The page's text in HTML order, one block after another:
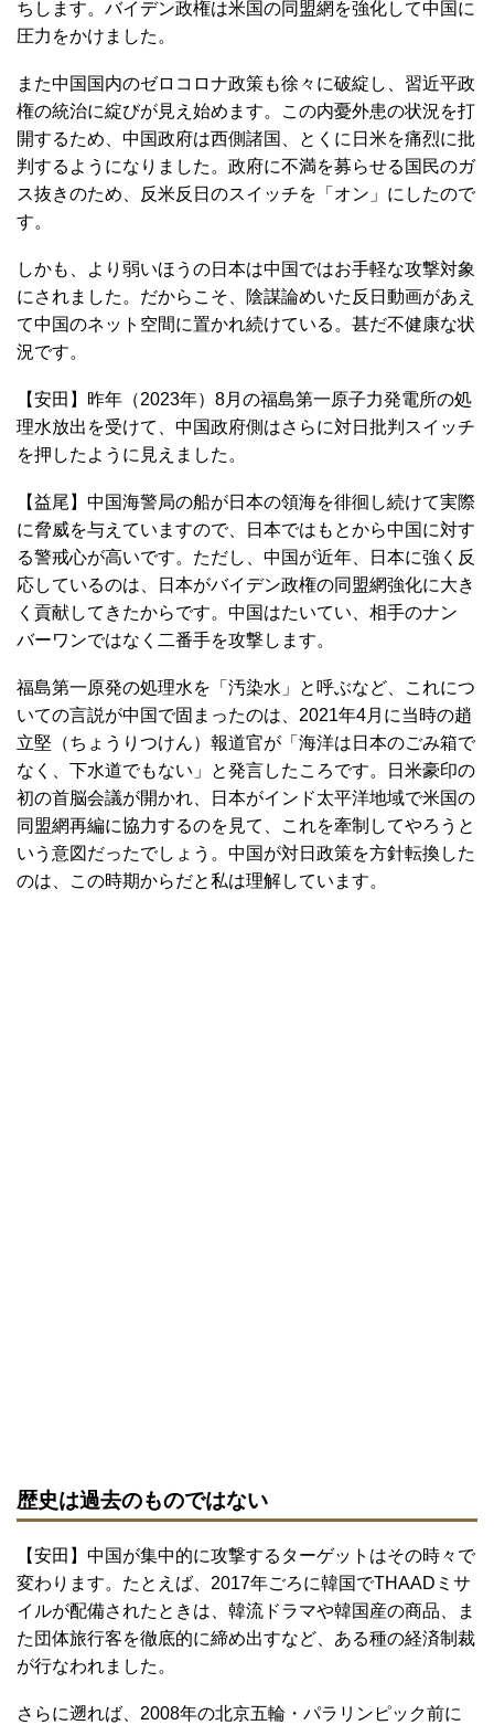
ちします。バイデン政権は米国の同盟網を強化して中国に
圧力をかけました。
また中国国内のゼロコロナ政策も徐々に破綻し、習近平政
権の統治に綻びが見え始めます。この内憂外患の状況を打
開するため、中国政府は西側諸国、とくに日米を痛烈に批
判するようになりました。政府に不満を募らせる国民のガ
ス抜きのため、反米反日のスイッチを「オン」にしたので
す。
しかも、より弱いほうの日本は中国ではお手軽な攻撃対象
にされました。だからこそ、陰謀論めいた反日動画があえ
て中国のネット空間に置かれ続けている。甚だ不健康な状
況です。
【安田】昨年（2023年）8月の福島第一原子力発電所の処
理水放出を受けて、中国政府側はさらに対日批判スイッチ
を押したように見えました。
【益尾】中国海警局の船が日本の領海を徘徊し続けて実際
に脅威を与えていますので、日本ではもとから中国に対す
る警戒心が高いです。ただし、中国が近年、日本に強く反
応しているのは、日本がバイデン政権の同盟網強化に大き
く貢献してきたからです。中国はたいてい、相手のナン
バーワンではなく二番手を攻撃します。
福島第一原発の処理水を「汚染水」と呼ぶなど、これにつ
いての言説が中国で固まったのは、2021年4月に当時の趙
立堅（ちょうりつけん）報道官が「海洋は日本のごみ箱で
なく、下水道でもない」と発言したころです。日米豪印の
初の首脳会議が開かれ、日本がインド太平洋地域で米国の
同盟網再編に協力するのを見て、これを牽制してやろうと
いう意図だったでしょう。中国が対日政策を方針転換した
のは、この時期からだと私は理解しています。
歴史は過去のものではない
【安田】中国が集中的に攻撃するターゲットはその時々で
変わります。たとえば、2017年ごろに韓国でTHAADミサ
イルが配備されたときは、韓流ドラマや韓国産の商品、ま
た団体旅行客を徹底的に締め出すなど、ある種の経済制裁
が行なわれました。
さらに遡れば、2008年の北京五輪・パラリンピック前に